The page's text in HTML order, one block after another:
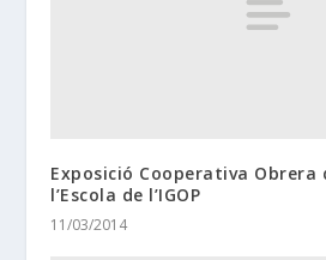
Exposició Cooperativa Obrera
l’Escola de l’IGOP
11/03/2014